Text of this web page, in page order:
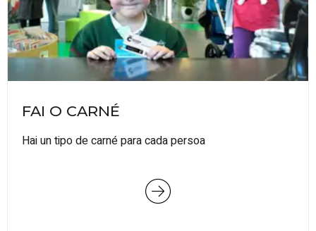
FAI O CARNÉ
Hai un tipo de carné para cada persoa